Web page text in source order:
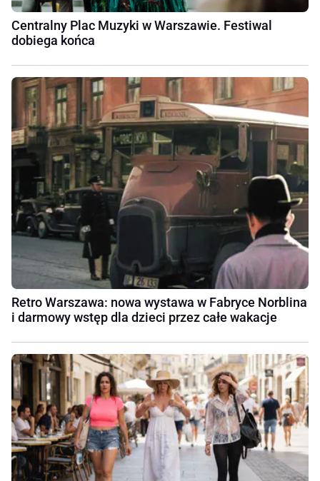
Centralny Plac Muzyki w Warszawie. Festiwal
dobiega końca
Retro Warszawa: nowa wystawa w Fabryce Norblina
i darmowy wstęp dla dzieci przez całe wakacje